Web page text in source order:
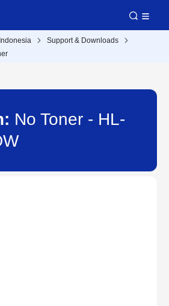
Support & Downloads
No Toner - HL-